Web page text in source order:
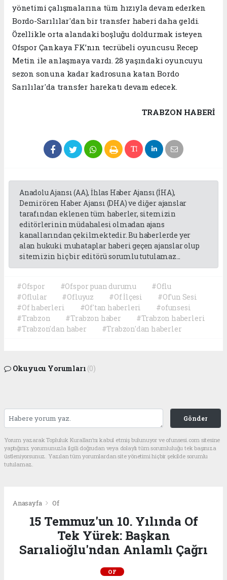
yönetimi çalışmalarına tüm hızıyla devam ederken
Bordo-Sarılılar'dan bir transfer haberi daha geldi.
Özellikle orta alandaki boşluğu doldurmak isteyen
Ofspor Çankaya FK’nın tecrübeli oyuncusu Recep
Metin ile anlaşmaya vardı. 28 yaşındaki oyuncuyu
sezon sonuna kadar kadrosuna katan Bordo
Sarılılar'da transfer harekatı devam edecek.
TRABZON HABERİ
Anadolu Ajansı (AA), İhlas Haber Ajansı (İHA),
Demirören Haber Ajansı (DHA) ve diğer ajanslar
tarafından eklenen tüm haberler, sitemizin
editörlerinin müdahalesi olmadan ajans
kanallarından çekilmektedir. Bu haberlerde yer
alan hukuki muhataplar haberi geçen ajanslar olup
sitemizin hiç bir editörü sorumlu tutulamaz...
#Ofspor #Ofspor puan durumu
#Oflu
#Oflular
#Ofluyuz #Of İlçesi
#Of'un Sesi
#Of haberleri
#Of'tan haberleri
#ofunsesi
#Trabzon
#Trabzon haber
#Trabzon haberleri
#Trabzon'dan haber
#Trabzon'dan haberler
Okuyucu Yorumları (0)
Gönder
Yorum yazarak Topluluk Kuralları’nı kabul etmiş bulunuyor ve ofunsesi.com sitesine
yaptığınız yorumunuzla ilgili doğrudan veya dolaylı tüm sorumluluğu tek başınıza
üstleniyorsunuz. Yazılan tüm yorumlardan site yönetimi hiçbir şekilde sorumlu
tutulamaz.
Anasayfa Of
15 Temmuz'un 10. Yılında Of
Tek Yürek: Başkan
Sarıalioğlu'ndan Anlamlı Çağrı
OF